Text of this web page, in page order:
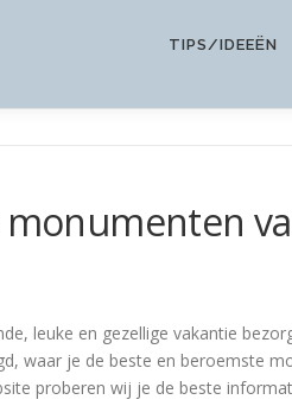
TIPS/IDEEËN
leuke en gezellige vakantie
waar je de beste en beroemste
proberen wij je de beste